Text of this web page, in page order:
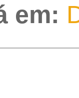
em: